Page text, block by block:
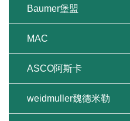
Baumer堡盟
MAC
ASCO阿斯卡
weidmuller魏德米勒